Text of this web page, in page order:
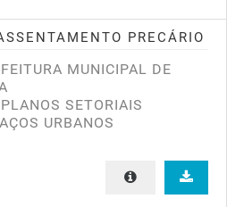
PRECÁRIO
MUNICIPAL DE
PLANOS SETORIAIS
URBANOS